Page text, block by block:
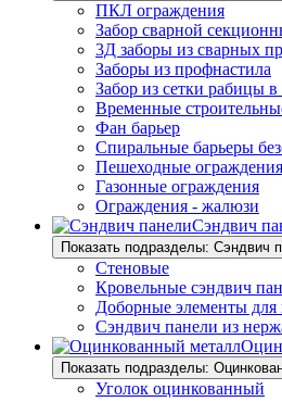
ПКЛ ограждения
Забор сварной
3Д заборы из сварных
Заборы из профнастила
Забор из сетки рабицы в
Временные
Фан барьер
Спиральные барьеры
Пешеходные ограждения
Газонные ограждения
Ограждения - жалюзи
Сэндвич
Показать подразделы: Сэндвич
Стеновые
Кровельные сэндвич
Доборные элементы для
Сэндвич панели из
Показать подразделы:
Уголок оцинкованный